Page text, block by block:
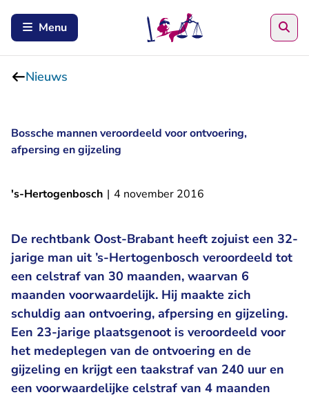
Menu
Nieuws
Bossche mannen veroordeeld voor ontvoering,
afpersing en gijzeling
's-Hertogenbosch | 4 november 2016
De rechtbank Oost-Brabant heeft zojuist een 32-
jarige man uit ’s-Hertogenbosch veroordeeld tot
een celstraf van 30 maanden, waarvan 6
maanden voorwaardelijk. Hij maakte zich
schuldig aan ontvoering, afpersing en gijzeling.
Een 23-jarige plaatsgenoot is veroordeeld voor
het medeplegen van de ontvoering en de
gijzeling en krijgt een taakstraf van 240 uur en
een voorwaardelijke celstraf van 4 maanden